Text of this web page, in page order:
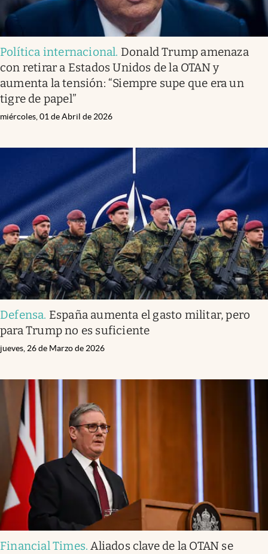
Política internacional. Donald Trump amenaza
con retirar a Estados Unidos de la OTAN y
aumenta la tensión: “Siempre supe que era un
tigre de papel”
miércoles, 01 de Abril de 2026
Defensa. España aumenta el gasto militar, pero
para Trump no es suficiente
jueves, 26 de Marzo de 2026
Financial Times.Aliados clave de la OTAN se